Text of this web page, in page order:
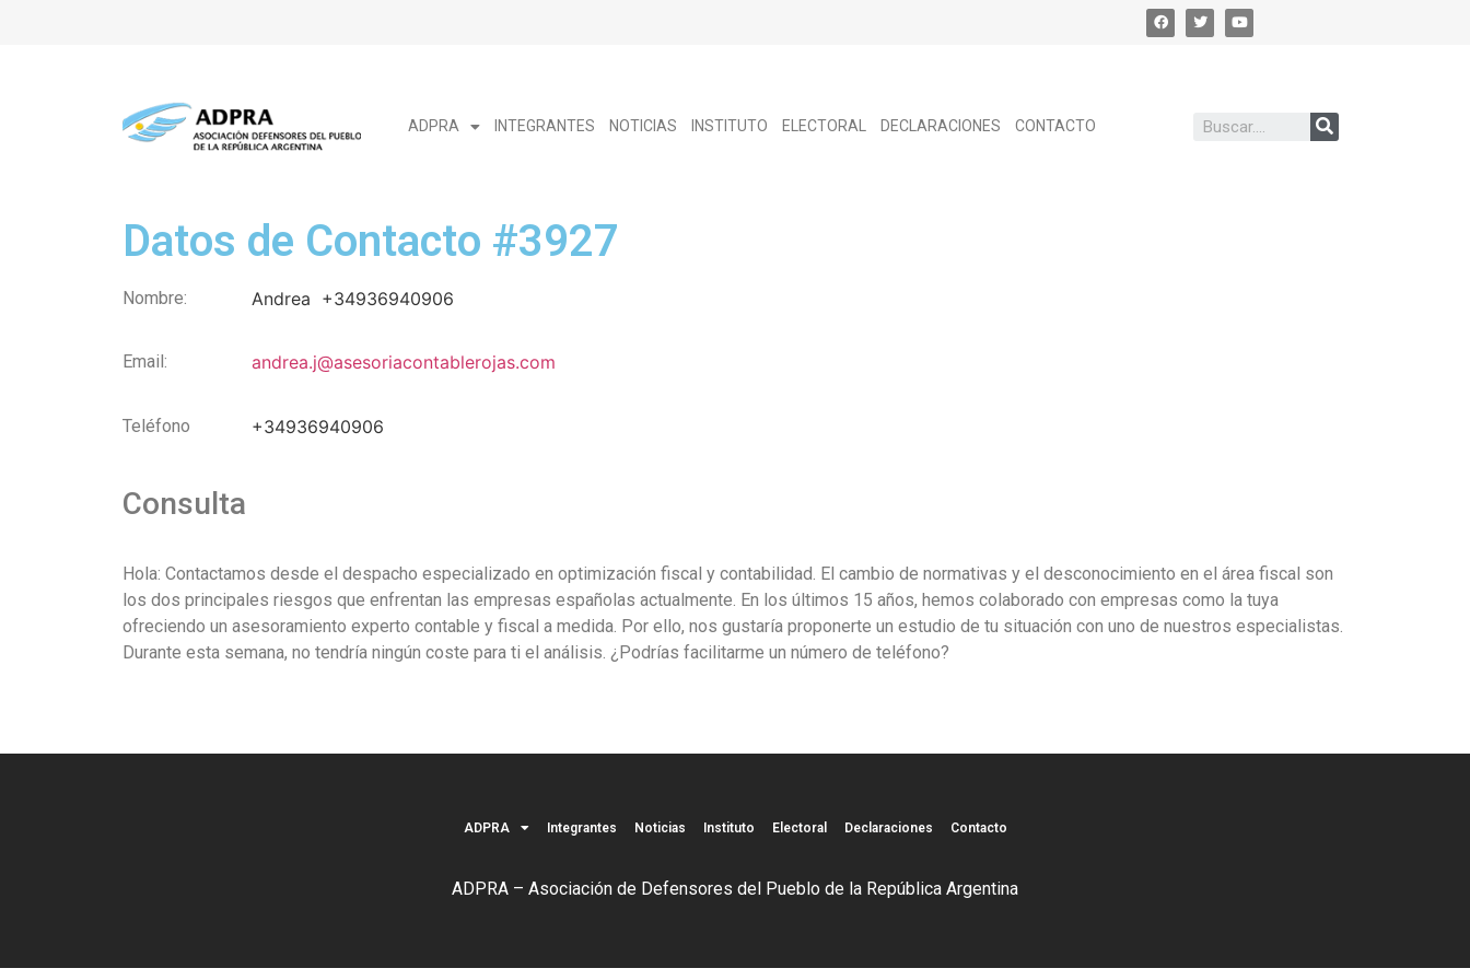
ADPRA INTEGRANTES NOTICIAS INSTITUTO ELECTORAL DECLARACIONES CONTACTO
Datos de Contacto #3927
Nombre: Andrea +34936940906
Email: andrea.j@asesoriacontablerojas.com
Teléfono +34936940906
Consulta
Hola: Contactamos desde el despacho especializado en optimización fiscal y contabilidad. El cambio de normativas y el desconocimiento en el área fiscal son
los dos principales riesgos que enfrentan las empresas españolas actualmente. En los últimos 15 años, hemos colaborado con empresas como la tuya
ofreciendo un asesoramiento experto contable y fiscal a medida. Por ello, nos gustaría proponerte un estudio de tu situación con uno de nuestros especialistas.
Durante esta semana, no tendría ningún coste para ti el análisis. ¿Podrías facilitarme un número de teléfono?
ADPRA Integrantes Noticias Instituto Electoral Declaraciones Contacto
ADPRA – Asociación de Defensores del Pueblo de la República Argentina